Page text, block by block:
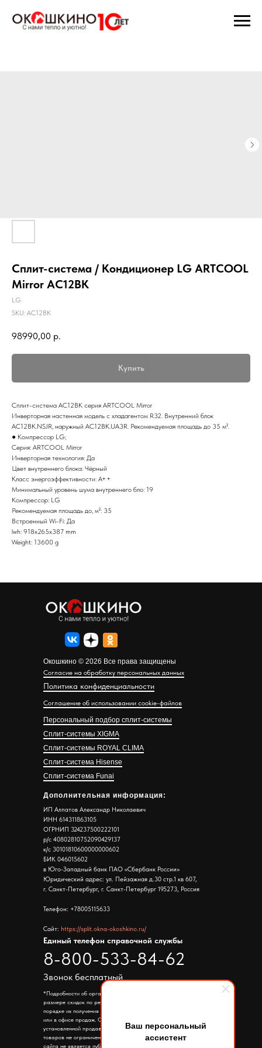
Ваш персональный
ассистент
Сплит-система / Кондиционер LG ARTCOOL
Mirror AC12BK
LG
SKU: AC12BK
98990,00 р.
Купить
Сплит-система AC12BK серия ARTCOOL Mirror
Инверторная настенная модель с хладагентом R32. Внутренний блок
AC12BK.NSJR, наружный AC12BK.UA3R. Рекомендуемая площадь до 35 м².
● Компрессор LG;
Серия: ARTCOOL Mirror
Инверторная технология: Да
Цвет внутреннего блока: Чёрный
Класс энергоэффективности: A++
Минимальный уровень шума внутреннего бло: 19
Компрессор: LG
Рекомендуемая площадь до, м²: 35
Встроенный Wi-Fi: Да
lwh: 918x265x387 mm
Weight: 13600 g
Дополнительная информация:
Персональный подбор сплит-системы
Сплит-системы XIGMA
Сплит-системы ROYAL CLIMA
Сплит-система Hisense
Сплит-система Funai
Окошкино © 2026 Все права защищены
ИП Алпатов Александр Николаевич
ИНН 614311863105
ОГРНИП 324237500222101
р/с 40802810752090429137
к/с 30101810600000000602
БИК 046015602
в Юго-Западный банк ПАО «Сбербанк России»
Юридический адрес: ул. Пейзажная д.30 стр.1 кв 607,
г. Санкт-Петербург, г. Санкт-Петербург 195273, Россия
Телефон: +78005115633
Сайт: https://split.okna-okoshkino.ru/
*Подробности об организаторе акции, правилах ее проведения,
размере скидок по результатам такой акции, сроках, месте и
порядке их получения уточняйте по телефону указанному на сайте
или в офисе продаж. Скидка предоставляется от цены
установленной продавцом в период проведения акции. Количество
товаров не ограничено. Информация представленная на страницах
сайта не является публичной офертой. Ассортимент товара в
Согласие на обработку персональных данных
Политика конфиденциальности
Соглашение об использовании cookie-файлов
Единый телефон справочной службы
8-800-533-84-62
Звонок бесплатный